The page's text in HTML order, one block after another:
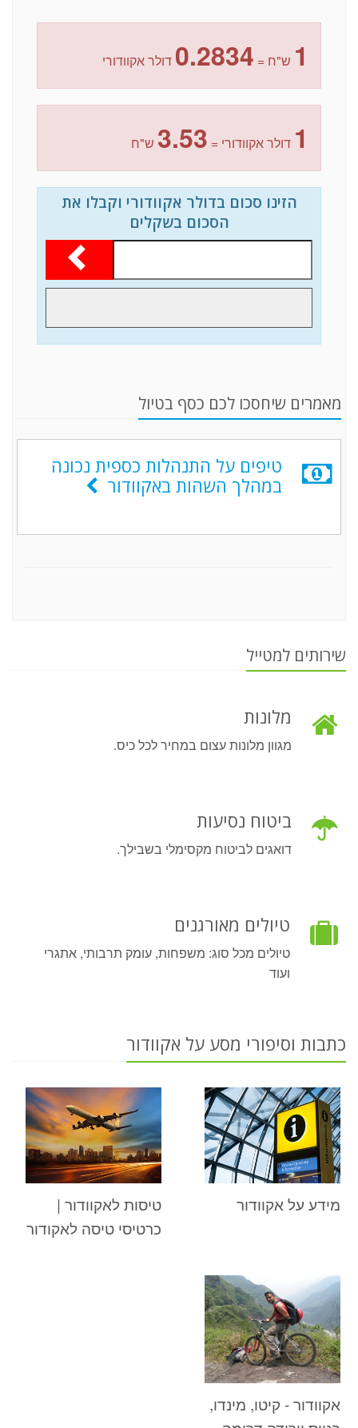
1 ש"ח = 0.2834 דולר אקוודורי
1 דולר אקוודורי = 3.53 ש"ח
הזינו סכום בדולר אקוודורי וקבלו את
הסכום בשקלים
מאמרים שיחסכו לכם כסף בטיול
טיפים על התנהלות כספית נכונה
במהלך השהות באקוודור
שירותים למטייל
מלונות
מגוון מלונות עצום במחיר לכל כיס.
ביטוח נסיעות
דואגים לביטוח מקסימלי בשבילך.
טיולים מאורגנים
טיולים מכל סוג: משפחות, עומק תרבותי, אתגרי
ועוד
כתבות וסיפורי מסע על אקוודור
מידע על אקוודור
טיסות לאקוודור |
כרטיסי טיסה לאקודור
אקוודור - קיטו, מינדו,